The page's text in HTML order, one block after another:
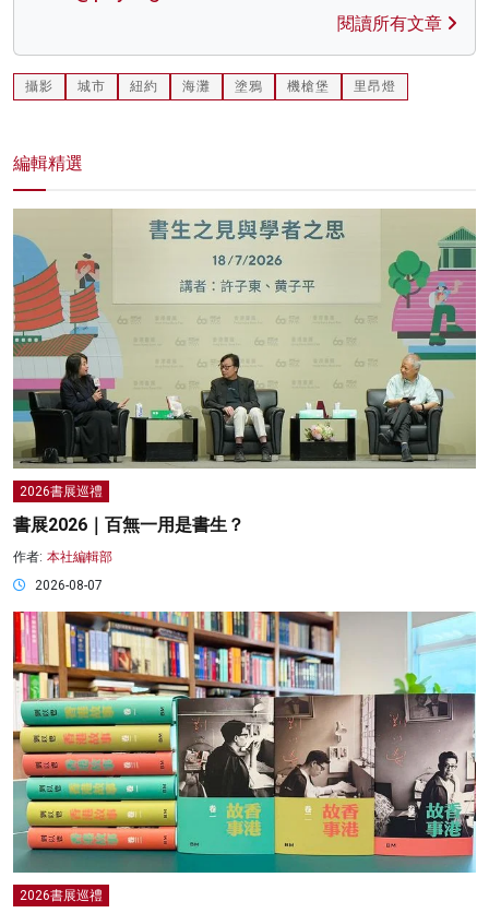
閱讀所有文章
攝影 城市 紐約 海灘 塗鴉 機槍堡 里昂燈
編輯精選
2026書展巡禮
書展2026｜百無一用是書生？
作者: 本社編輯部
2026-08-07
2026書展巡禮